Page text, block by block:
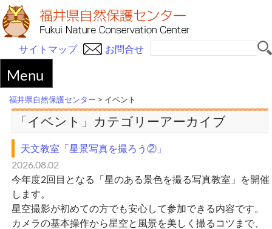
お問合せ
サイトマップ
Menu
福井県自然保護センター > イベント
「イベント」カテゴリーアーカイブ
天文教室「星景写真を撮ろう②」
2026.08.02
今年度2回目となる「星のある景色を撮る写真教室」を開催
します。
星空撮影が初めての方でも安心して参加できる内容です。
カメラの基本操作から星空と風景を美しく撮るコツまで、